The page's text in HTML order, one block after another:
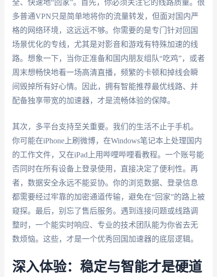
全、快速地“回家”。首先，你必须关注它的线路质量。很
多普通VPN只是简单地将你的流量转发，但面对国内严
格的网络环境，这远远不够。你需要的是专门针对回国
场景优化的专线，尤其是对影音和游戏有特殊加速的线
路。想象一下，当你正准备和国内朋友组队“吃鸡”，或者
周末想畅快地看一场高清直播，频繁的卡顿和掉线会瞬
间毁掉所有好心情。因此，拥有智能推荐最优线路、并
配备独享带宽的加速器，才是流畅体验的保障。
其次，多平台支持至关重要。我们的生活不止于手机。
你可能在iPhone上刷微博，在Windows笔记本上处理国内
的工作文件，又在iPad上用哔哩哔哩看教程。一个账号能
否同时在所有设备上登录使用，直接决定了便利性。再
者，数据安全永远不能妥协。你的浏览数据、登录信息
都需要经过牢靠的加密通道传输，避免在“回家”的路上被
窥探。最后，别忘了售后服务。遇到连接问题或线路调
整时，一个能实时响应、专业的技术团队能为你省去无
数烦恼。这些，才是一个优秀回国加速器的底层逻辑。
深入体验：稳定与智能才是硬道